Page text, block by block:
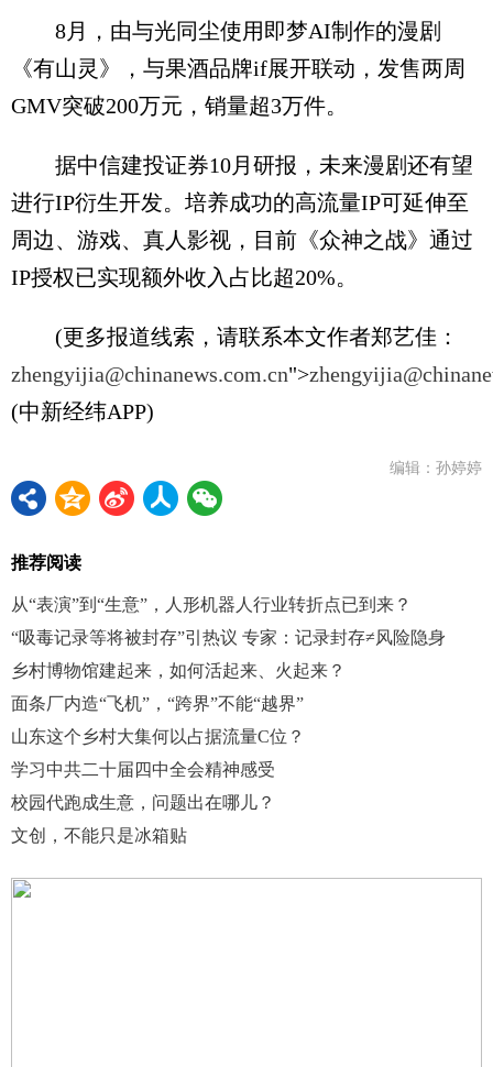
8月，由与光同尘使用即梦AI制作的漫剧
《有山灵》，与果酒品牌if展开联动，发售两周
GMV突破200万元，销量超3万件。
据中信建投证券10月研报，未来漫剧还有望
进行IP衍生开发。培养成功的高流量IP可延伸至
周边、游戏、真人影视，目前《众神之战》通过
IP授权已实现额外收入占比超20%。
(更多报道线索，请联系本文作者郑艺佳：
zhengyijia@chinanews.com.cn">
(中新经纬APP)
编辑：孙婷婷
推荐阅读
从“表演”到“生意”，人形机器人行业转折点已到来？
“吸毒记录等将被封存”引热议 专家：记录封存≠风险隐身
乡村博物馆建起来，如何活起来、火起来？
面条厂内造“飞机”，“跨界”不能“越界”
山东这个乡村大集何以占据流量C位？
学习中共二十届四中全会精神感受
校园代跑成生意，问题出在哪儿？
文创，不能只是冰箱贴